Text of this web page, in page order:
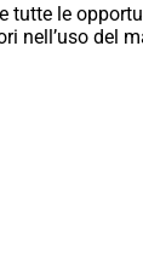
le
nell’uso